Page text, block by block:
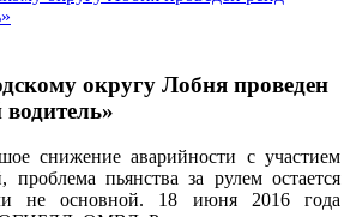
округу Лобня проведен
снижение аварийности с участием
проблема пьянства за рулем остается
не основной. 18 июня 2016 года